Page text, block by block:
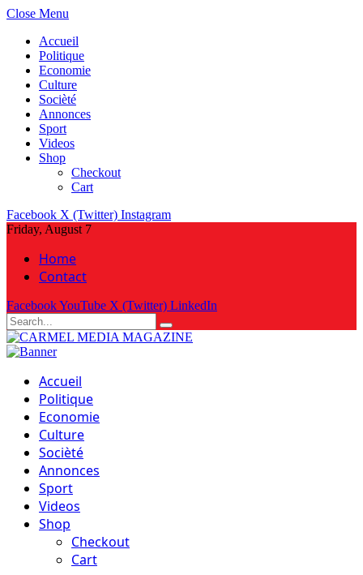
Close Menu
Accueil
Politique
Economie
Culture
Socièté
Annonces
Sport
Videos
Shop
Checkout
Cart
Facebook X (Twitter) Instagram
Friday, August 7
Home
Contact
FacebookYouTube X (Twitter) LinkedIn
Accueil
Politique
Economie
Culture
Socièté
Annonces
Sport
Videos
Shop
Checkout
Cart